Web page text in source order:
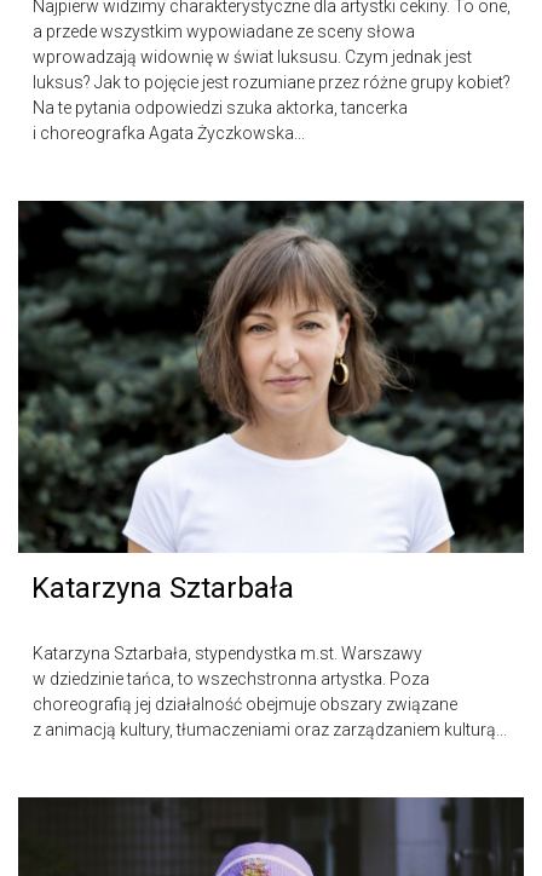
Najpierw widzimy charakterystyczne dla artystki cekiny. To one,
a przede wszystkim wypowiadane ze sceny słowa
wprowadzają widownię w świat luksusu. Czym jednak jest
luksus? Jak to pojęcie jest rozumiane przez różne grupy kobiet?
Na te pytania odpowiedzi szuka aktorka, tancerka
i choreografka Agata Życzkowska...
Katarzyna Sztarbała
Katarzyna Sztarbała, stypendystka m.st. Warszawy
w dziedzinie tańca, to wszechstronna artystka. Poza
choreografią jej działalność obejmuje obszary związane
z animacją kultury, tłumaczeniami oraz zarządzaniem kulturą...